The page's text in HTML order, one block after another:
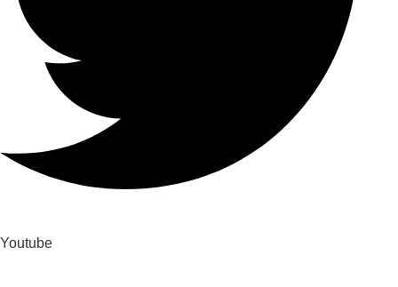
Youtube